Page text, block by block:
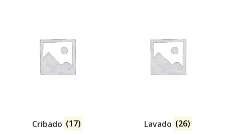
Cribado (17) Lavado (26)